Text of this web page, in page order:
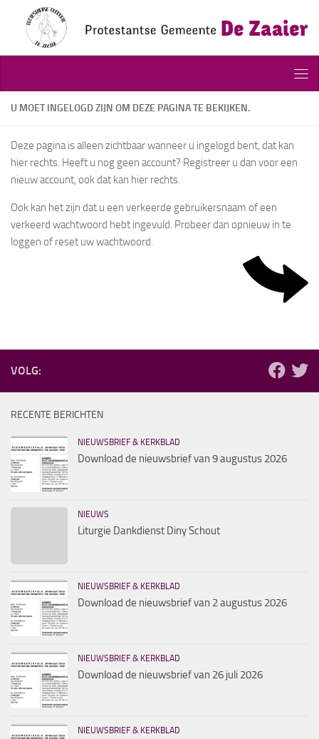
Doorgaan naar inhoud
U MOET INGELOGD ZIJN OM DEZE PAGINA TE BEKIJKEN.
Deze pagina is alleen zichtbaar wanneer u ingelogd bent, dat kan
hier rechts. Heeft u nog geen account? Registreer u dan voor een
nieuw account, ook dat kan hier rechts.
Ook kan het zijn dat u een verkeerde gebruikersnaam of een
verkeerd wachtwoord hebt ingevuld. Probeer dan opnieuw in te
loggen of reset uw wachtwoord.
VOLG:
RECENTE BERICHTEN
NIEUWSBRIEF & KERKBLAD
Download de nieuwsbrief van 9 augustus 2026
NIEUWS
Liturgie Dankdienst Diny Schout
NIEUWSBRIEF & KERKBLAD
Download de nieuwsbrief van 2 augustus 2026
NIEUWSBRIEF & KERKBLAD
Download de nieuwsbrief van 26 juli 2026
NIEUWSBRIEF & KERKBLAD